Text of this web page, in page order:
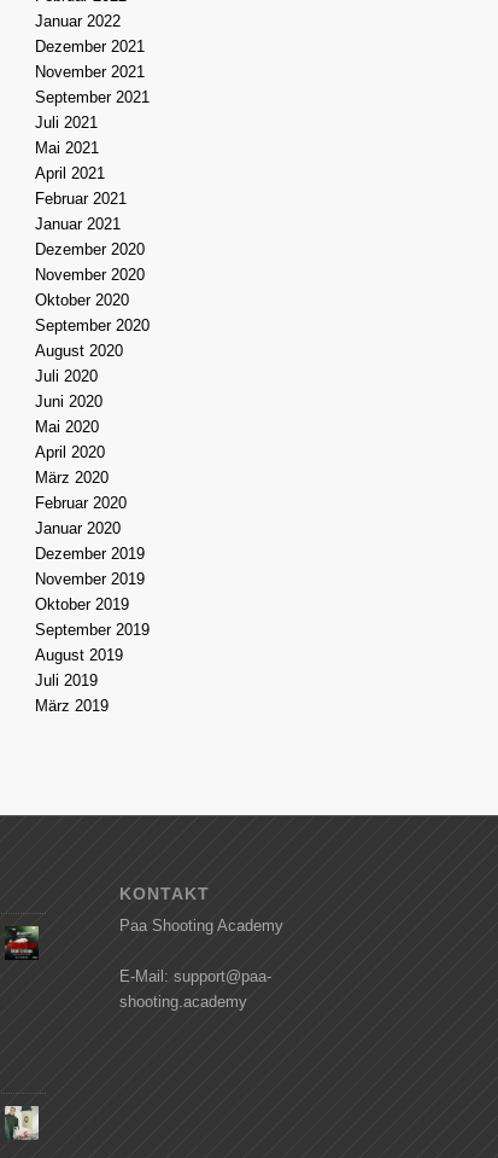
Januar 2022
Dezember 2021
November 2021
September 2021
Juli 2021
Mai 2021
April 2021
Februar 2021
Januar 2021
Dezember 2020
November 2020
Oktober 2020
September 2020
August 2020
Juli 2020
Juni 2020
Mai 2020
April 2020
März 2020
Februar 2020
Januar 2020
Dezember 2019
November 2019
Oktober 2019
September 2019
August 2019
Juli 2019
März 2019
KONTAKT
Paa Shooting Academy
E-Mail: support@paa-
shooting.academy